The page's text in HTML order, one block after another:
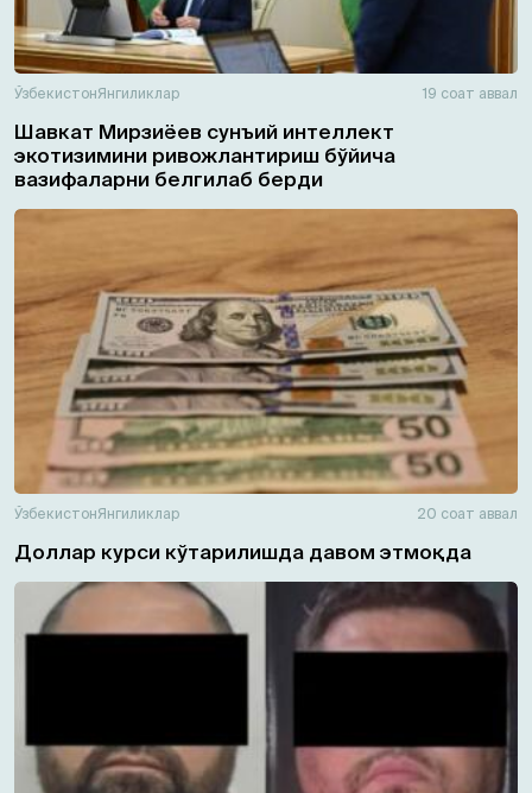
ЎзбекистонЯнгиликлар 19 соат аввал
Шавкат Мирзиёев сунъий интеллект
экотизимини ривожлантириш бўйича
вазифаларни белгилаб берди
ЎзбекистонЯнгиликлар 20 соат аввал
Доллар курси кўтарилишда давом этмоқда